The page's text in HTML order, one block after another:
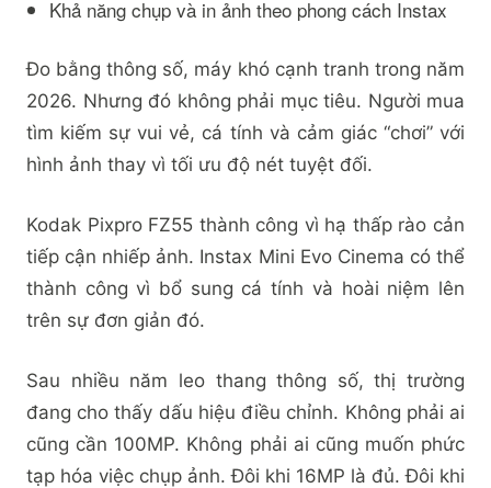
Khả năng chụp và in ảnh theo phong cách Instax
Đo bằng thông số, máy khó cạnh tranh trong năm
2026. Nhưng đó không phải mục tiêu. Người mua
tìm kiếm sự vui vẻ, cá tính và cảm giác “chơi” với
hình ảnh thay vì tối ưu độ nét tuyệt đối.
Kodak Pixpro FZ55 thành công vì hạ thấp rào cản
tiếp cận nhiếp ảnh. Instax Mini Evo Cinema có thể
thành công vì bổ sung cá tính và hoài niệm lên
trên sự đơn giản đó.
Sau nhiều năm leo thang thông số, thị trường
đang cho thấy dấu hiệu điều chỉnh. Không phải ai
cũng cần 100MP. Không phải ai cũng muốn phức
tạp hóa việc chụp ảnh. Đôi khi 16MP là đủ. Đôi khi